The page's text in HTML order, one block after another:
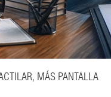
MÁS PANTALLA